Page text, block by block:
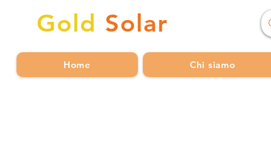
Gold Solar
Home Chi siamo